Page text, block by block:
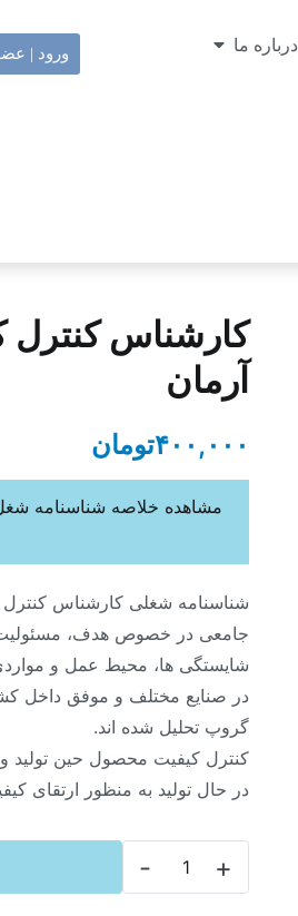
درباره ما ورود |
کارشناس کنترل
آرمان
۴۰۰,۰۰۰تومان
شناسنامه شغلی کارشناس کنترل
جامعی در خصوص هدف،
شایستگی ها، محیط عمل و
در صنایع مختلف و موفق داخل
گروپ تحلیل شده اند.
کنترل کیفیت محصول حین تولید
در حال تولید به منظور ارتقای
مشاهده خلاصه شناسنامه
- +